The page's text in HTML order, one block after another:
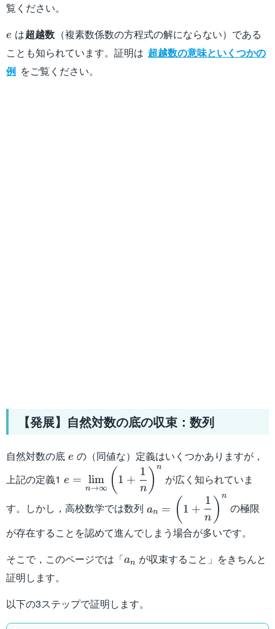
覧ください。
e
e は超越数 （複素数係数の方程式の解にならない）である
ことも知られています。証明は 超越数の意味といくつかの
例 をご覧ください。
【発展】自然対数の底の収束：数列
自然対数の底 e
e の（同値な）定義はいくつかありますが，
上記の定義1 {n}\right)^n
e =
n→∞
lim ( 1 +
n
1 ) n
が広く知られていま
す。しかし，高校数学では数列
a_n=\left(1+\dfrac{1}
{n}\right)^n
an = ( 1 +
n
1 ) n
の極限
が存在することを認めて進んでしまう場合が多いです。
そこで，このページでは「a_n
an が収束すること」をきちんと
証明します。
以下の3ステップで証明します。